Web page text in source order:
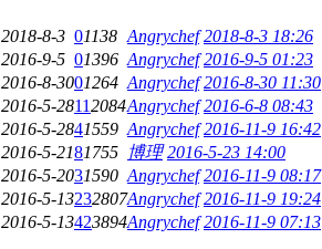
2018-8-3 01138 Angrychef 2018-8-3 18:26
2016-9-5 01396 Angrychef 2016-9-5 01:23
2016-8-3001264 Angrychef 2016-8-30 11:30
2016-5-28112084Angrychef 2016-6-8 08:43
2016-5-2841559 Angrychef 2016-11-9 16:42
2016-5-2181755 博理 2016-5-23 14:00
2016-5-2031590 Angrychef 2016-11-9 08:17
2016-5-13232807Angrychef 2016-11-9 19:24
2016-5-13423894Angrychef 2016-11-9 07:13